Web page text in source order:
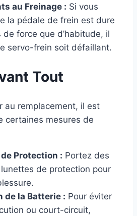
au Freinage : Si vous
la pédale de frein est dure
de force que d’habitude, il
servo-frein soit défaillant.
Tout
au remplacement, il est
certaines mesures de
Protection : Portez des
de protection pour
de la Batterie : Pour éviter
ou court-circuit,